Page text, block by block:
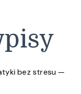
bez stresu —